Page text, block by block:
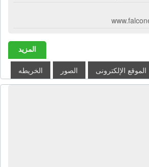
المزيد
الموقع الإلكترونى الصور الخريطه